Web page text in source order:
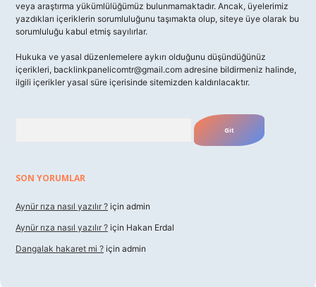
veya araştırma yükümlülüğümüz bulunmamaktadır. Ancak, üyelerimiz
yazdıkları içeriklerin sorumluluğunu taşımakta olup, siteye üye olarak bu
sorumluluğu kabul etmiş sayılırlar.
Hukuka ve yasal düzenlemelere aykırı olduğunu düşündüğünüz
içerikleri, backlinkpanelicomtr@gmail.com adresine bildirmeniz halinde,
ilgili içerikler yasal süre içerisinde sitemizden kaldırılacaktır.
SON YORUMLAR
Aynür rıza nasıl yazılır ? için admin
Aynür rıza nasıl yazılır ? için Hakan Erdal
Dangalak hakaret mi ? için admin